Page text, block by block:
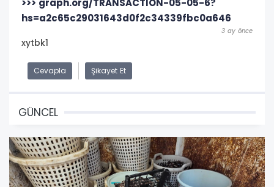
>>> graph.org/TRANSACTION-05-05-6?
hs=a2c65c29031643d0f2c34339fbc0a646
3 ay önce
xytbk1
Cevapla Şikayet Et
GÜNCEL